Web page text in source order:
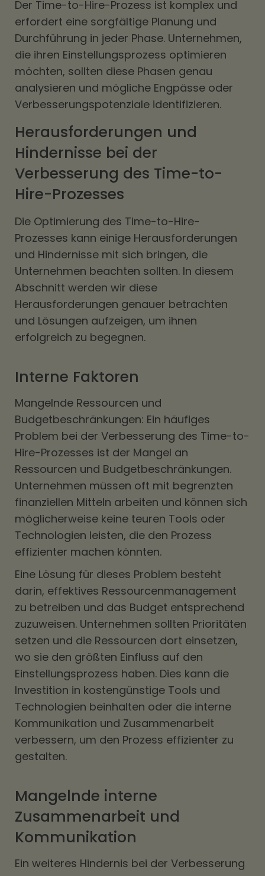
Der Time-to-Hire-Prozess ist komplex und
erfordert eine sorgfältige Planung und
Durchführung in jeder Phase. Unternehmen,
die ihren Einstellungsprozess optimieren
möchten, sollten diese Phasen genau
analysieren und mögliche Engpässe oder
Verbesserungspotenziale identifizieren.
Herausforderungen und
Hindernisse bei der
Verbesserung des Time-to-
Hire-Prozesses
Die Optimierung des Time-to-Hire-
Prozesses kann einige Herausforderungen
und Hindernisse mit sich bringen, die
Unternehmen beachten sollten. In diesem
Abschnitt werden wir diese
Herausforderungen genauer betrachten
und Lösungen aufzeigen, um ihnen
erfolgreich zu begegnen.
Interne Faktoren
Mangelnde Ressourcen und
Budgetbeschränkungen: Ein häufiges
Problem bei der Verbesserung des Time-to-
Hire-Prozesses ist der Mangel an
Ressourcen und Budgetbeschränkungen.
Unternehmen müssen oft mit begrenzten
finanziellen Mitteln arbeiten und können sich
möglicherweise keine teuren Tools oder
Technologien leisten, die den Prozess
effizienter machen könnten.
Eine Lösung für dieses Problem besteht
darin, effektives Ressourcenmanagement
zu betreiben und das Budget entsprechend
zuzuweisen. Unternehmen sollten Prioritäten
setzen und die Ressourcen dort einsetzen,
wo sie den größten Einfluss auf den
Einstellungsprozess haben. Dies kann die
Investition in kostengünstige Tools und
Technologien beinhalten oder die interne
Kommunikation und Zusammenarbeit
verbessern, um den Prozess effizienter zu
gestalten.
Mangelnde interne
Zusammenarbeit und
Kommunikation
Ein weiteres Hindernis bei der Verbesserung